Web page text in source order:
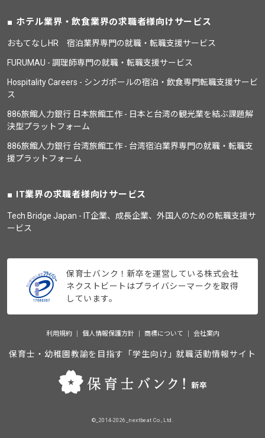
ホテル業界・飲食業界の求職者様向けサービス
おもてなしHR 宿泊業界専門の就職・転職支援サービス
FURUMAU - 調理師専門の就職・転職支援サービス
Hospitality Careers - シンガポールの宿泊・飲食専門転職支援サービ
ス
886旅館人力銀行 日本旅館工作 - 日本と台湾の観光業を結ぶ課題解
決型プラットフォーム
886旅館人力銀行 台湾旅館工作 - 台湾宿泊業界専門の就職・転職支
援プラットフォーム
IT業界の求職者様向けサービス
Tech Bridge Japan - IT企業、成長企業、外国人のための転職支援サ
ービス
保育士バンク！新卒を運営している株式会社
ネクストビートはプライバシーマークを取得
しています。
利用規約 個人情報保護方針 商標について 会社案内
保育士・幼稚園教諭を目指す「学生向け」就職活動情報サイト
©_2014-2026_nextbeat Co., Ltd.